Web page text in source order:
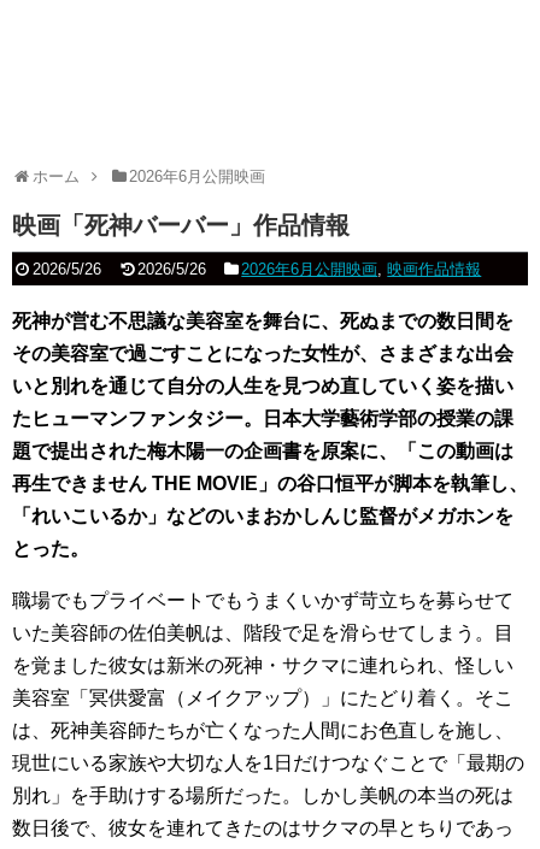
ホーム 2026年6月公開映画
映画「死神バーバー」作品情報
2026/5/26 2026/5/26 2026年6月公開映画,映画作品情報
死神が営む不思議な美容室を舞台に、死ぬまでの数日間を
その美容室で過ごすことになった女性が、さまざまな出会
いと別れを通じて自分の人生を見つめ直していく姿を描い
たヒューマンファンタジー。日本大学藝術学部の授業の課
題で提出された梅木陽一の企画書を原案に、「この動画は
再生できません THE MOVIE」の谷口恒平が脚本を執筆し、
「れいこいるか」などのいまおかしんじ監督がメガホンを
とった。
職場でもプライベートでもうまくいかず苛立ちを募らせて
いた美容師の佐伯美帆は、階段で足を滑らせてしまう。目
を覚ました彼女は新米の死神・サクマに連れられ、怪しい
美容室「冥供愛富（メイクアップ）」にたどり着く。そこ
は、死神美容師たちが亡くなった人間にお色直しを施し、
現世にいる家族や大切な人を1日だけつなぐことで「最期の
別れ」を手助けする場所だった。しかし美帆の本当の死は
数日後で、彼女を連れてきたのはサクマの早とちりであっ